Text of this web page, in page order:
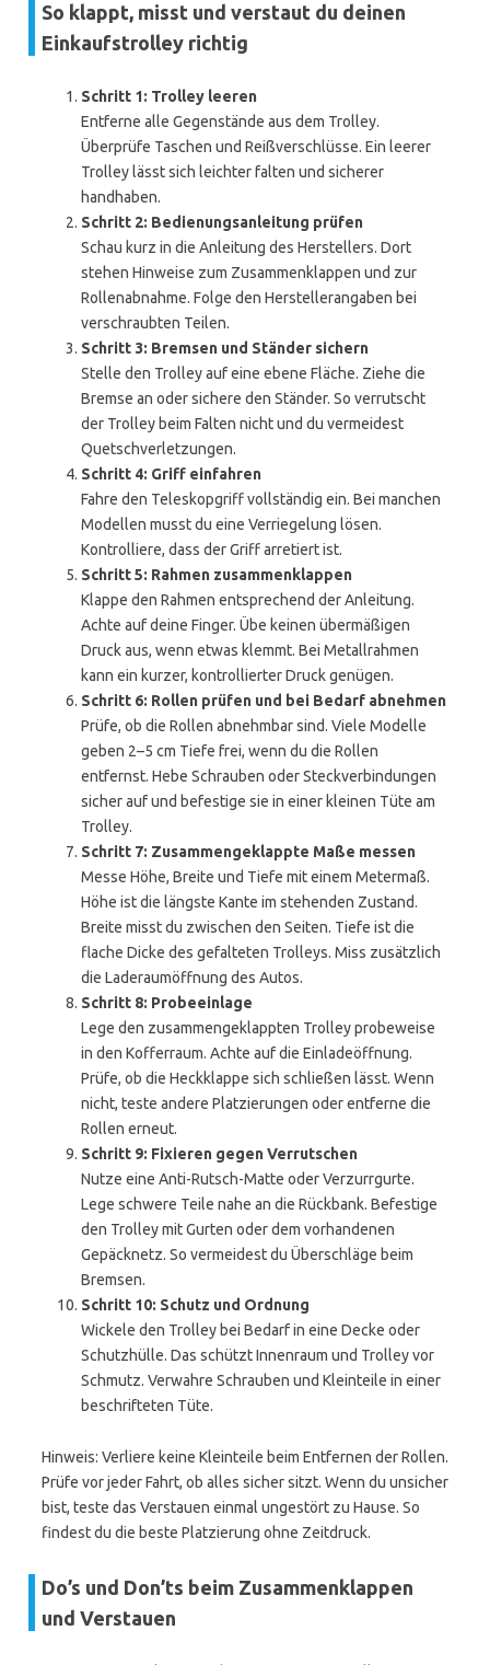
So klappt, misst und verstaut du deinen
Einkaufstrolley richtig
Schritt 1: Trolley leeren
Entferne alle Gegenstände aus dem Trolley.
Überprüfe Taschen und Reißverschlüsse. Ein leerer
Trolley lässt sich leichter falten und sicherer
handhaben.
Schritt 2: Bedienungsanleitung prüfen
Schau kurz in die Anleitung des Herstellers. Dort
stehen Hinweise zum Zusammenklappen und zur
Rollenabnahme. Folge den Herstellerangaben bei
verschraubten Teilen.
Schritt 3: Bremsen und Ständer sichern
Stelle den Trolley auf eine ebene Fläche. Ziehe die
Bremse an oder sichere den Ständer. So verrutscht
der Trolley beim Falten nicht und du vermeidest
Quetschverletzungen.
Schritt 4: Griff einfahren
Fahre den Teleskopgriff vollständig ein. Bei manchen
Modellen musst du eine Verriegelung lösen.
Kontrolliere, dass der Griff arretiert ist.
Schritt 5: Rahmen zusammenklappen
Klappe den Rahmen entsprechend der Anleitung.
Achte auf deine Finger. Übe keinen übermäßigen
Druck aus, wenn etwas klemmt. Bei Metallrahmen
kann ein kurzer, kontrollierter Druck genügen.
Schritt 6: Rollen prüfen und bei Bedarf abnehmen
Prüfe, ob die Rollen abnehmbar sind. Viele Modelle
geben 2–5 cm Tiefe frei, wenn du die Rollen
entfernst. Hebe Schrauben oder Steckverbindungen
sicher auf und befestige sie in einer kleinen Tüte am
Trolley.
Schritt 7: Zusammengeklappte Maße messen
Messe Höhe, Breite und Tiefe mit einem Metermaß.
Höhe ist die längste Kante im stehenden Zustand.
Breite misst du zwischen den Seiten. Tiefe ist die
flache Dicke des gefalteten Trolleys. Miss zusätzlich
die Laderaumöffnung des Autos.
Schritt 8: Probeeinlage
Lege den zusammengeklappten Trolley probeweise
in den Kofferraum. Achte auf die Einladeöffnung.
Prüfe, ob die Heckklappe sich schließen lässt. Wenn
nicht, teste andere Platzierungen oder entferne die
Rollen erneut.
Schritt 9: Fixieren gegen Verrutschen
Nutze eine Anti-Rutsch-Matte oder Verzurrgurte.
Lege schwere Teile nahe an die Rückbank. Befestige
den Trolley mit Gurten oder dem vorhandenen
Gepäcknetz. So vermeidest du Überschläge beim
Bremsen.
Schritt 10: Schutz und Ordnung
Wickele den Trolley bei Bedarf in eine Decke oder
Schutzhülle. Das schützt Innenraum und Trolley vor
Schmutz. Verwahre Schrauben und Kleinteile in einer
beschrifteten Tüte.
Hinweis: Verliere keine Kleinteile beim Entfernen der Rollen.
Prüfe vor jeder Fahrt, ob alles sicher sitzt. Wenn du unsicher
bist, teste das Verstauen einmal ungestört zu Hause. So
findest du die beste Platzierung ohne Zeitdruck.
Do’s und Don’ts beim Zusammenklappen
und Verstauen